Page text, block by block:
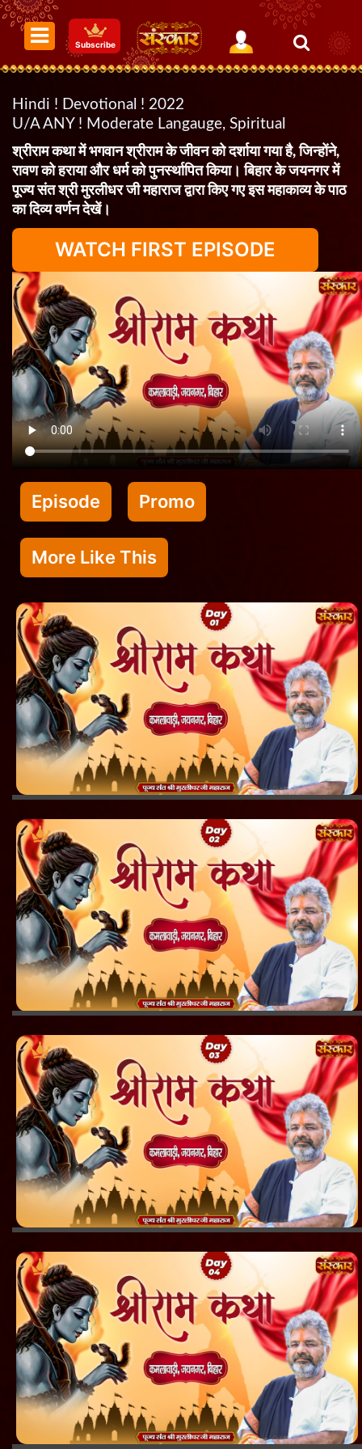
Subscribe
Hindi ! Devotional ! 2022
U/A ANY ! Moderate Langauge, Spiritual
श्रीराम कथा में भगवान श्रीराम के जीवन को दर्शाया गया है, जिन्होंने,
रावण को हराया और धर्म को पुनर्स्थापित किया। बिहार के जयनगर में
पूज्य संत श्री मुरलीधर जी महाराज द्वारा किए गए इस महाकाव्य के पाठ
का दिव्य वर्णन देखें।
WATCH FIRST EPISODE
Episode Promo
More Like This